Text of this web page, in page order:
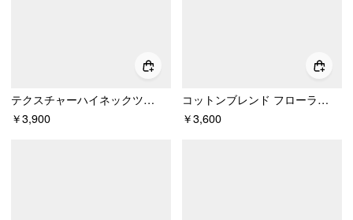
テクスチャーハイネックツイストノットストレートマキシドレス
￥3,900
コットンブレンド フローラルグラフィック ラインストーン装飾 タンクトップ
￥3,600